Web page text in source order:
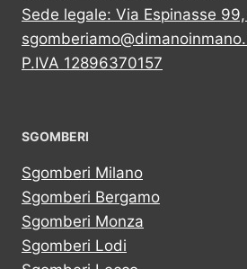
Sede legale: Via Espinasse
P.IVA 12896370157
SGOMBERI
Sgomberi Milano
Sgomberi Bergamo
Sgomberi Monza
Sgomberi Lodi